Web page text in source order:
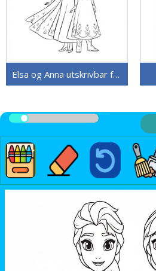
Elsa og Anna utskrivbar for barn